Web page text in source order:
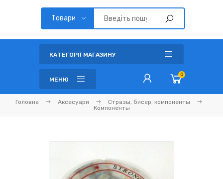
КАТЕГОРІЇ МАГАЗИНУ
МЕНЮ
0
Головна Аксесуари
Стразы, бисер, компоненты
Компоненты